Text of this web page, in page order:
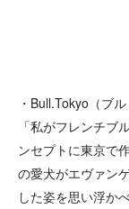
・Bull.Tokyo（ブ
「私がフレンチブ
ンセプトに東京で
の愛犬がエヴァン
した姿を思い浮か